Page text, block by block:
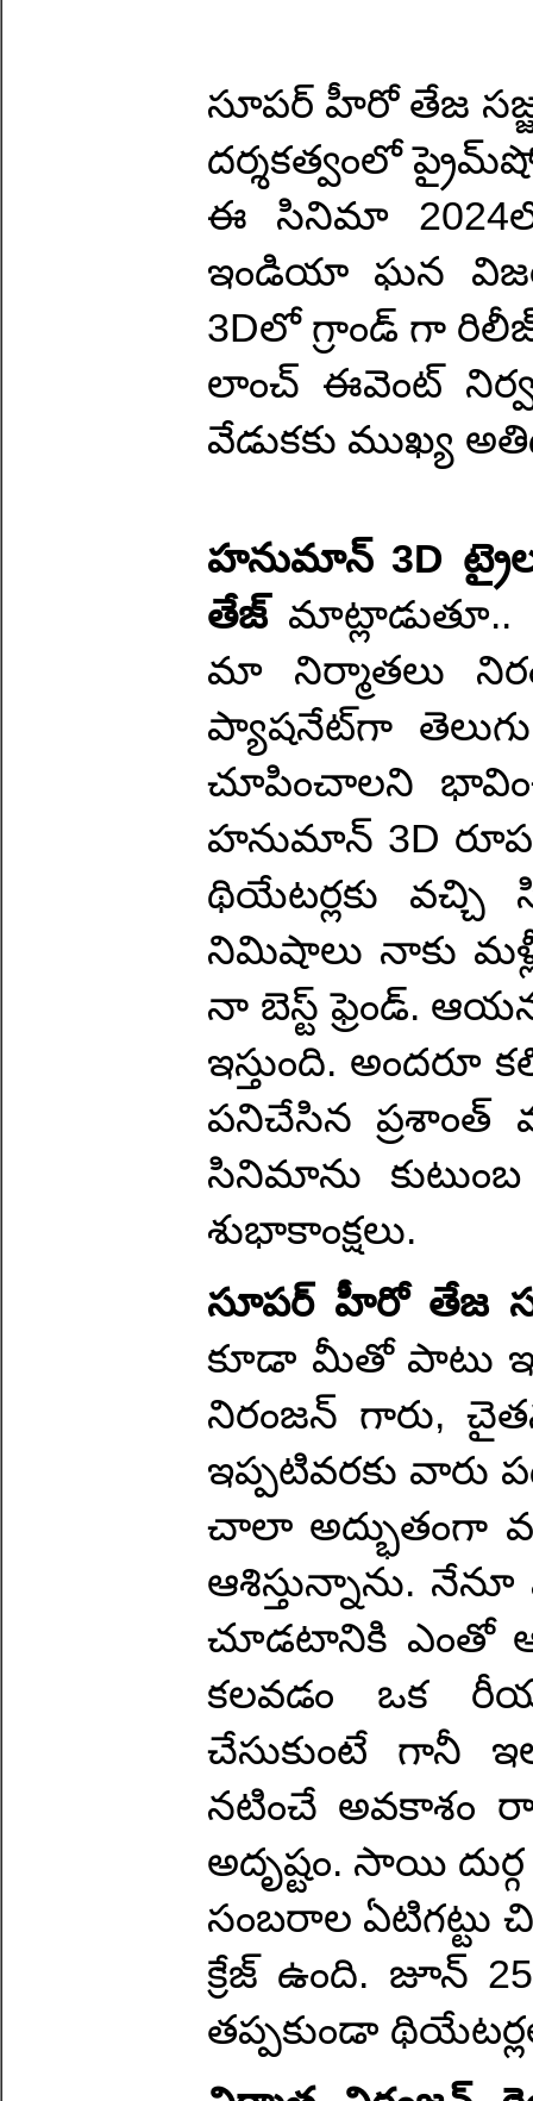
సూపర్ హీరో తేజ
దర్శకత్వంలో
ఈ సినిమా 2024లో
ఇండియా ఘన
3Dలో గ్రాండ్ గా
లాంచ్ ఈవెంట్
వేడుకకు ముఖ్య
హనుమాన్ 3D
తేజ్ మాట్లాడుతూ..
మా నిర్మాతలు
ప్యాషనేట్‌గా
చూపించాలని
హనుమాన్ 3D
థియేటర్లకు
నిమిషాలు నాకు
నా బెస్ట్ ఫ్రెండ్.
ఇస్తుంది. అందరూ
పనిచేసిన ప్రశాంత్
సినిమాను
శుభాకాంక్షలు.
సూపర్ హీరో తేజ
కూడా మీతో పాటు
నిరంజన్ గారు,
ఇప్పటివరకు వారు
చాలా అద్భుతంగా
ఆశిస్తున్నాను.
చూడటానికి ఎంతో
కలవడం ఒక
చేసుకుంటే గానీ
నటించే అవకాశం
అదృష్టం. సాయి
సంబరాల ఏటిగట్టు
క్రేజ్ ఉంది. జూన్
తప్పకుండా